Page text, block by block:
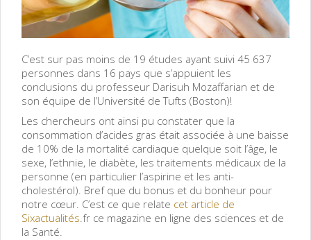
C’est sur pas moins de 19 études ayant suivi 45 637
personnes dans 16 pays que s’appuient les
conclusions du professeur Darisuh Mozaffarian et de
son équipe de l’Université de Tufts (Boston)!
Les chercheurs ont ainsi pu constater que la
consommation d’acides gras était associée à une baisse
de 10% de la mortalité cardiaque quelque soit l’âge, le
sexe, l’ethnie, le diabète, les traitements médicaux de la
personne (en particulier l’aspirine et les anti-
cholestérol). Bref que du bonus et du bonheur pour
notre cœur. C’est ce que relate cet article de
Sixactualités.fr ce magazine en ligne des sciences et de
la Santé.